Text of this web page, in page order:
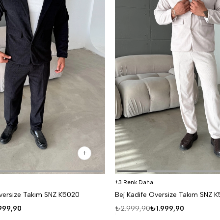
Takım SNZ K5020
3 Renk Daha
Bej Kadife Oversize Takım SNZ
₺1.999,90
₺2.999,90